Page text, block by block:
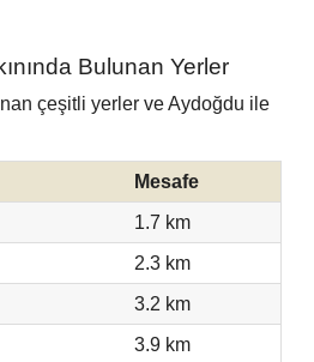
Bulunan Yerler
çeşitli yerler ve Aydoğdu ile
Mesafe
1.7 km
2.3 km
3.2 km
3.9 km